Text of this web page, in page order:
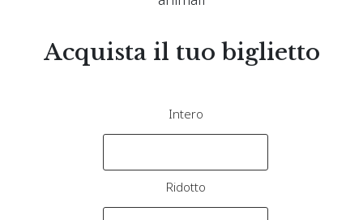
Acquista il tuo biglietto
Intero
Ridotto